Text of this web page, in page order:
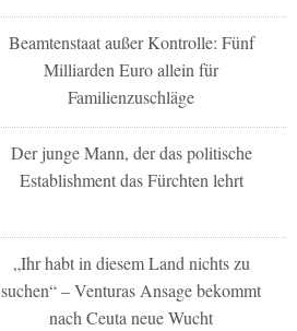
Beamtenstaat außer Kontrolle: Fünf
Milliarden Euro allein für
Familienzuschläge
Der junge Mann, der das politische
Establishment das Fürchten lehrt
„Ihr habt in diesem Land nichts zu
suchen“ – Venturas Ansage bekommt
nach Ceuta neue Wucht